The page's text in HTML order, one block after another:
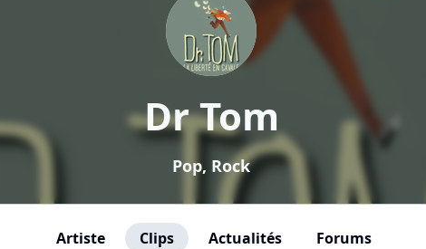
Dr Tom
Pop, Rock
Artiste Clips Actualités Forums